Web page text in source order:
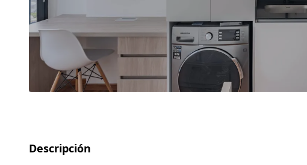
Descripción